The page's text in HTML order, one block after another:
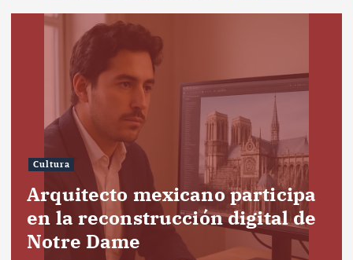
Cultura
Arquitecto mexicano participa
en la reconstrucción digital de
Notre Dame